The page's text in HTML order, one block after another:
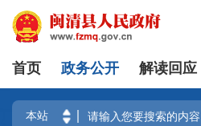
首页 政务公开 解读回应